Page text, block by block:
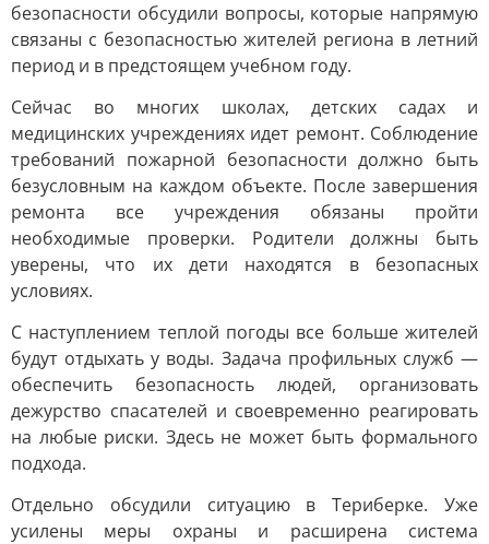
безопасности обсудили вопросы, которые напрямую
связаны с безопасностью жителей региона в летний
период и в предстоящем учебном году.
Сейчас во многих школах, детских садах и
медицинских учреждениях идет ремонт. Соблюдение
требований пожарной безопасности должно быть
безусловным на каждом объекте. После завершения
ремонта все учреждения обязаны пройти
необходимые проверки. Родители должны быть
уверены, что их дети находятся в безопасных
условиях.
С наступлением теплой погоды все больше жителей
будут отдыхать у воды. Задача профильных служб —
обеспечить безопасность людей, организовать
дежурство спасателей и своевременно реагировать
на любые риски. Здесь не может быть формального
подхода.
Отдельно обсудили ситуацию в Териберке. Уже
усилены меры охраны и расширена система